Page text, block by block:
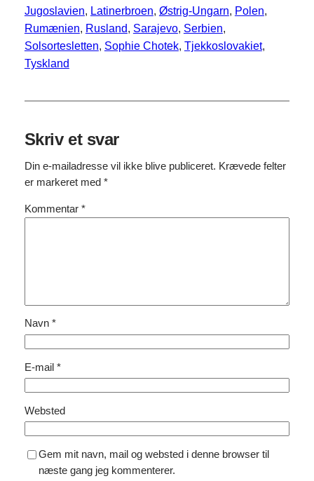
Jugoslavien, Latinerbroen, Østrig-Ungarn, Polen
Rumænien, Rusland, Sarajevo, Serbien
Solsortesletten, Sophie Chotek, Tjekkoslovakiet
Tyskland
Skriv et svar
Din e-mailadresse vil ikke blive publiceret. Krævede felter
er markeret med *
Kommentar *
Navn *
E-mail *
Websted
Gem mit navn, mail og websted i denne browser til
næste gang jeg kommenterer.